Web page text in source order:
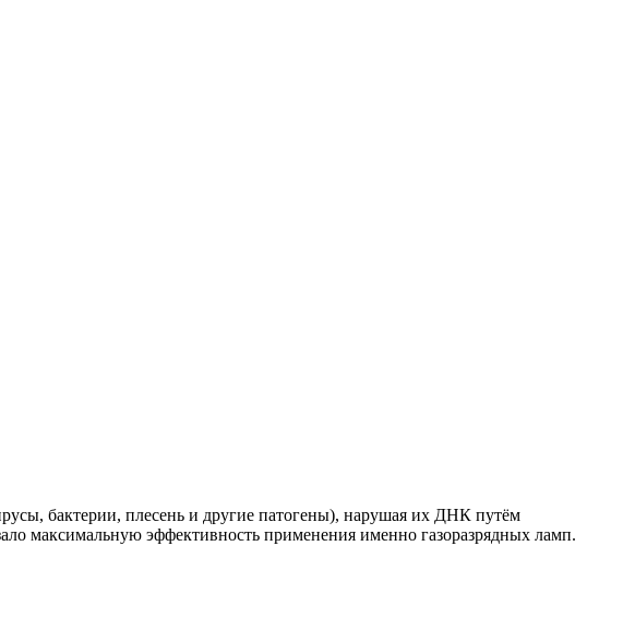
плесень и другие патогены), нарушая их ДНК путём
максимальную эффективность применения именно газоразрядных ламп.